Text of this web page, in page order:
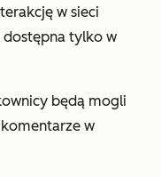
w sieci
dostępna tylko w
będą mogli
w